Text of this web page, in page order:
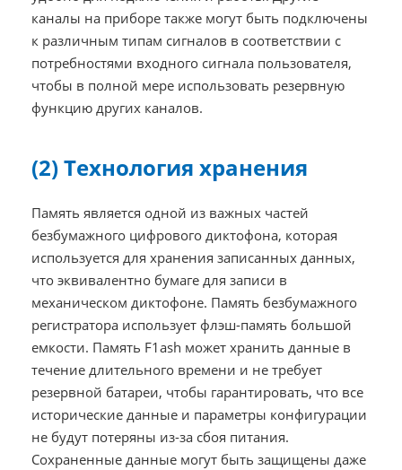
каналы на приборе также могут быть подключены
к различным типам сигналов в соответствии с
потребностями входного сигнала пользователя,
чтобы в полной мере использовать резервную
функцию других каналов.
(2) Технология хранения
Память является одной из важных частей
безбумажного цифрового диктофона, которая
используется для хранения записанных данных,
что эквивалентно бумаге для записи в
механическом диктофоне. Память безбумажного
регистратора использует флэш-память большой
емкости. Память F1ash может хранить данные в
течение длительного времени и не требует
резервной батареи, чтобы гарантировать, что все
исторические данные и параметры конфигурации
не будут потеряны из-за сбоя питания.
Сохраненные данные могут быть защищены даже